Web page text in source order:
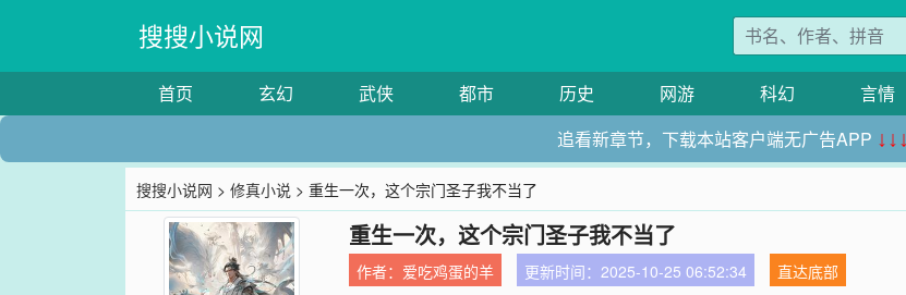
搜搜小说网
首页 玄幻 武侠 都市 历史 网游 科幻 言情
追看新章节，下载本站客户端无广告APP ↓↓↓
搜搜小说网 >修真小说 > 重生一次，这个宗门圣子我不当了
重生一次，这个宗门圣子我不当了
作者： 爱吃鸡蛋的羊 更新时间：2025-10-25 06:52:34
直达底部